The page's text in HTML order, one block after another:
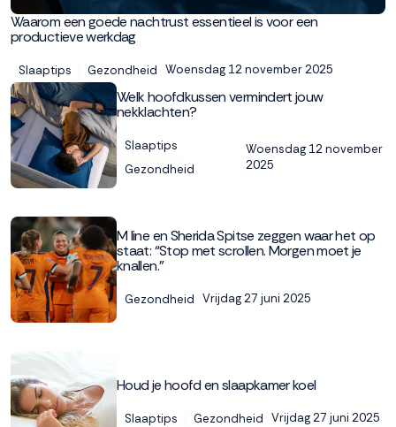
Waarom een goede nachtrust essentieel is voor een
productieve werkdag
Slaaptips Gezondheid Woensdag 12 november 2025
Welk hoofdkussen vermindert jouw
nekklachten?
Slaaptips
Gezondheid
Woensdag 12 november
2025
M line en Sherida Spitse zeggen waar het op
staat: “Stop met scrollen. Morgen moet je
knallen.”
Gezondheid Vrijdag 27 juni 2025
Houd je hoofd en slaapkamer koel
Slaaptips Gezondheid Vrijdag 27 juni 2025